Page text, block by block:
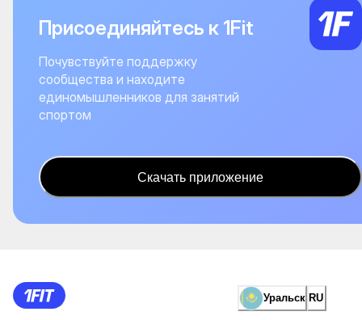
Присоединяйтесь к 1Fit
Почувствуйте поддержку
сообщества и находите
единомышленников для занятий
спортом
Скачать приложение
Уральск RU